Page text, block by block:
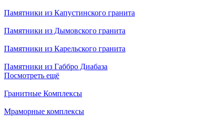
Памятники из Капустинского гранита
Памятники из Дымовского гранита
Памятники из Карельского гранита
Памятники из Габбро Диабаза
Посмотреть ещё
Гранитные Комплексы
Мраморные комплексы